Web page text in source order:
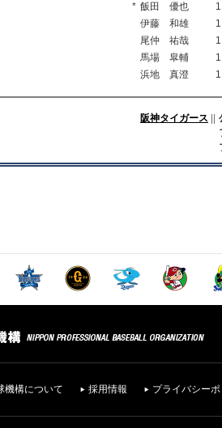
* 飯田 優也
1
伊藤 和雄
1
尾仲 祐哉
1
馬場 皐輔
1
浜地 真澄
1
阪神タイガース
機構について 採用情報 プライバシー